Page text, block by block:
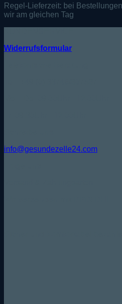
Regel-Lieferzeit: bei
wir am gleichen Tag
Widerrufsformular
info@gesundezelle24.com